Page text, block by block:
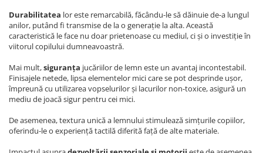
Durabilitatea lor este remarcabilă, făcându-le să dăinuie de-a lungul
anilor, putând fi transmise de la o generație la alta. Această
caracteristică le face nu doar prietenoase cu mediul, ci și o investiție în
viitorul copilului dumneavoastră.
Mai mult,siguranța jucăriilor de lemn este un avantaj incontestabil.
Finisajele netede, lipsa elementelor mici care se pot desprinde ușor,
împreună cu utilizarea vopselurilor și lacurilor non-toxice, asigură un
mediu de joacă sigur pentru cei mici.
De asemenea, textura unică a lemnului stimulează simțurile copiilor,
oferindu-le o experiență tactilă diferită față de alte materiale.